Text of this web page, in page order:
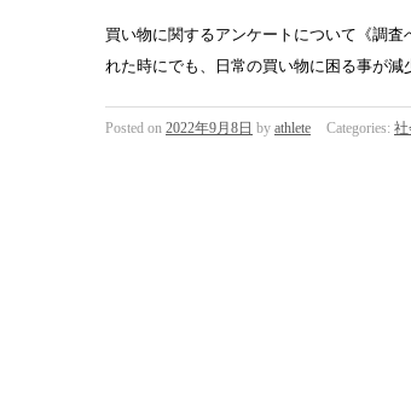
買い物に関するアンケートについて《調
れた時にでも、日常の買い物に困る事が
Posted on 2022年9月8日 by athlete Categories: 社